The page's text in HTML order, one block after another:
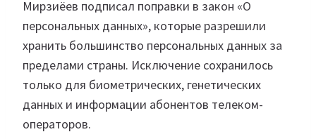
Мирзиёев подписал поправки в закон «О
персональных данных», которые разрешили
хранить большинство персональных данных за
пределами страны. Исключение сохранилось
только для биометрических, генетических
данных и информации абонентов телеком-
операторов.